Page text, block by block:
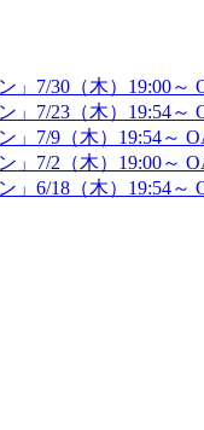
」7/30（木）19:00～
」7/23（木）19:54～
」7/9（木）19:54～
」7/2（木）19:00～
」6/18（木）19:54～